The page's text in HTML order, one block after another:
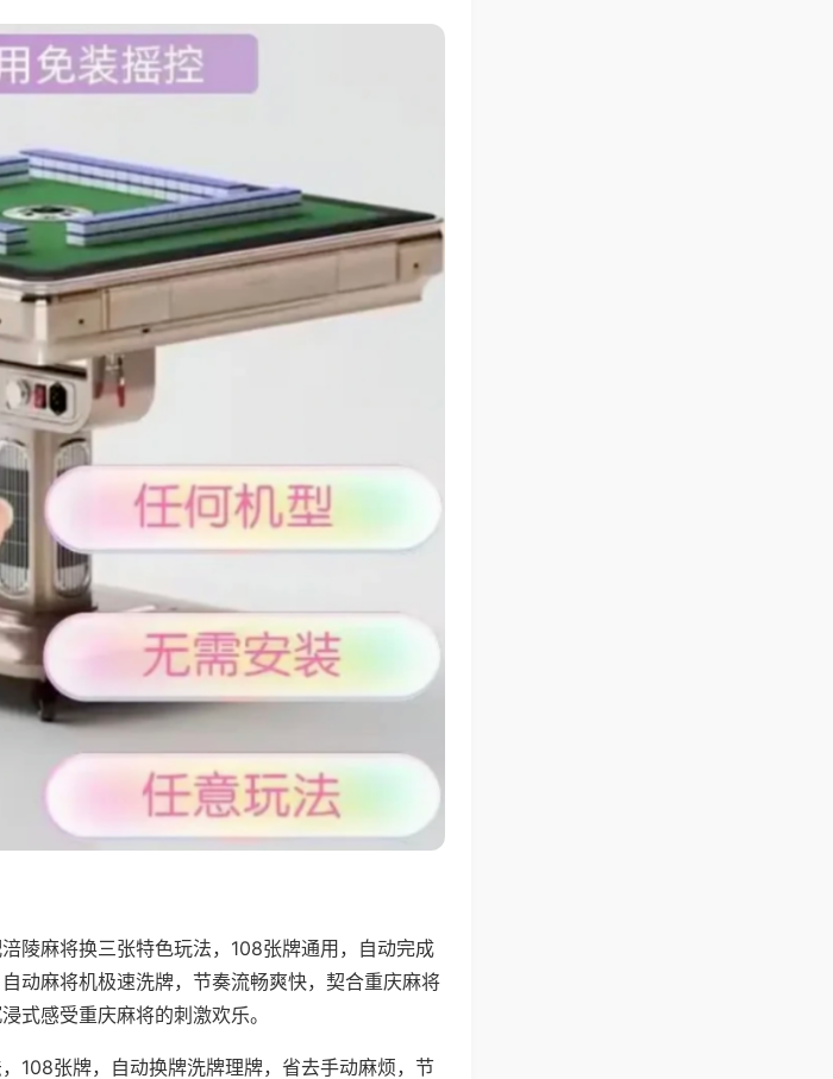
陵麻将换三张特色玩法，108张牌通用，自动完成
动麻将机极速洗牌，节奏流畅爽快，契合重庆麻将
式感受重庆麻将的刺激欢乐。
108张牌，自动换牌洗牌理牌，省去手动麻烦，节